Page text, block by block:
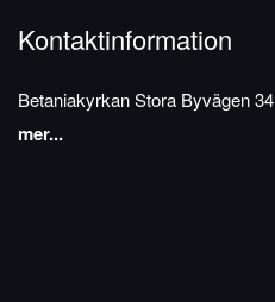
Kontaktinformation
BetaniakyrkanStora Byvägen 34
mer...